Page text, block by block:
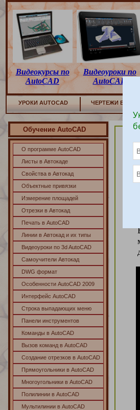
Видеокурсы по
AutoCAD
Видеоуроки по
AutoCAD
УРОКИ AUTOCAD ЧЕРТЕЖИ В
Обучение AutoCAD
О программе AutoCAD
Листы в Автокаде
Свойства в Автокад
Объектные привязки
Измерение площадей
Отрезки в Автокад
Печать в AutoCAD
Линии в Автокад и их типы
Видеоуроки по 3d AutoCAD
Самоучители Автокад
DWG формат
Особенности AutoCAD 2009
Интерфейс AutoCAD
Строка выпадающих меню
Панели инструментов
Команды в AutoCAD
Вызов команд в AutoCAD
Создание отрезков в AutoCAD
Прямоугольники в AutoCAD
Многоугольники в AutoCAD
Полилинии в AutoCAD
Мультилинии в AutoCAD